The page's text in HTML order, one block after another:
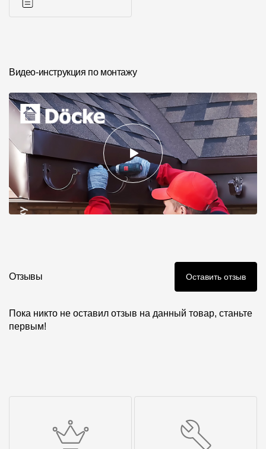
Видео-инструкция по монтажу
Отзывы Оставить отзыв
Пока никто не оставил отзыв на данный товар, станьте
первым!